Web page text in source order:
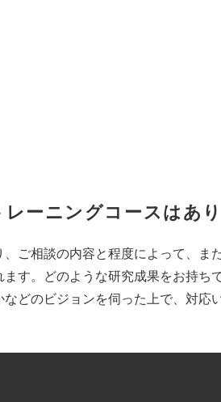
ーニングコースはあ
ご相談の内容と程度によって、ま
す。どのような研究成果をお持ち
どのビジョンを伺った上で、対応